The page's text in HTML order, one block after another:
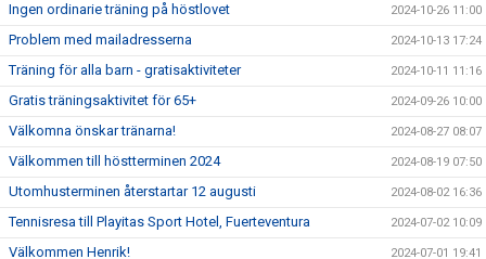
Ingen ordinarie träning på höstlovet 2024-10-26 11:00
Problem med mailadresserna 2024-10-13 17:24
Träning för alla barn - gratisaktiviteter 2024-10-11 11:16
Gratis träningsaktivitet för 65+ 2024-09-26 10:00
Välkomna önskar tränarna! 2024-08-27 08:07
Välkommen till höstterminen 2024 2024-08-19 07:50
Utomhusterminen återstartar 12 augusti 2024-08-02 16:36
Tennisresa till Playitas Sport Hotel, Fuerteventura 2024-07-02 10:09
Välkommen Henrik! 2024-07-01 19:41